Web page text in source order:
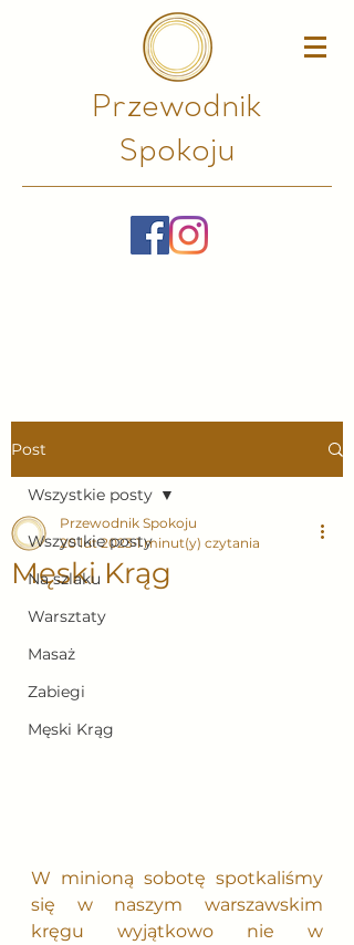
Przewodnik
Spokoju​
Post
Wszystkie posty
Na szlaku
Warsztaty
Masaż
Zabiegi
Męski Krąg
Wszystkie posty
Męski Krąg
Przewodnik Spokoju
20 lut 2023 1 minut(y) czytania
W minioną sobotę spotkaliśmy
się w naszym warszawskim
kręgu wyjątkowo nie w